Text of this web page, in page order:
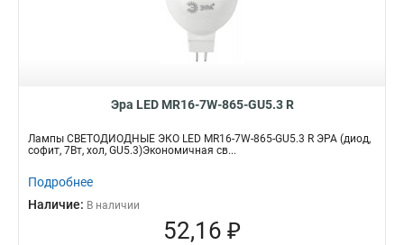
Эра LED MR16-7W-865-GU5.3 R
Лампы СВЕТОДИОДНЫЕ ЭКО LED MR16-7W-865-GU5.3 R ЭРА (диод,
софит, 7Вт, хол, GU5.3)Экономичная св...
Подробнее
Наличие: В наличии
52,16 ₽